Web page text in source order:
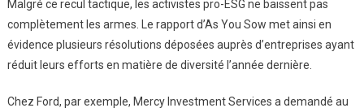
Malgré ce recul tactique, les activistes pro-ESG ne baissent pas
complètement les armes. Le rapport d’As You Sow met ainsi en
évidence plusieurs résolutions déposées auprès d’entreprises ayant
réduit leurs efforts en matière de diversité l’année dernière.
Chez Ford, par exemple, Mercy Investment Services a demandé au